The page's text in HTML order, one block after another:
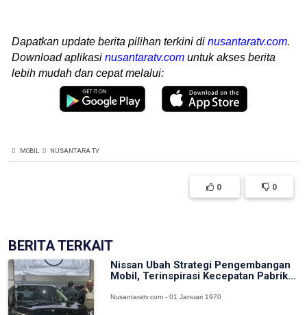
Dapatkan update berita pilihan terkini di nusantaratv.com.
Download aplikasi nusantaratv.com untuk akses berita
lebih mudah dan cepat melalui:
MOBIL NUSANTARA TV
0 0
BERITA TERKAIT
Nissan Ubah Strategi Pengembangan
Mobil, Terinspirasi Kecepatan Pabrik...
Nusantaratv.com - 01 Januari 1970